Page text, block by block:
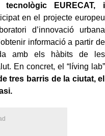
tecnològic EURECAT, i
en el projecte europeu
d’innovació urbana
informació a partir de
amb els hàbits de les
En concret, el “líving lab”
tres barris de la ciutat, el